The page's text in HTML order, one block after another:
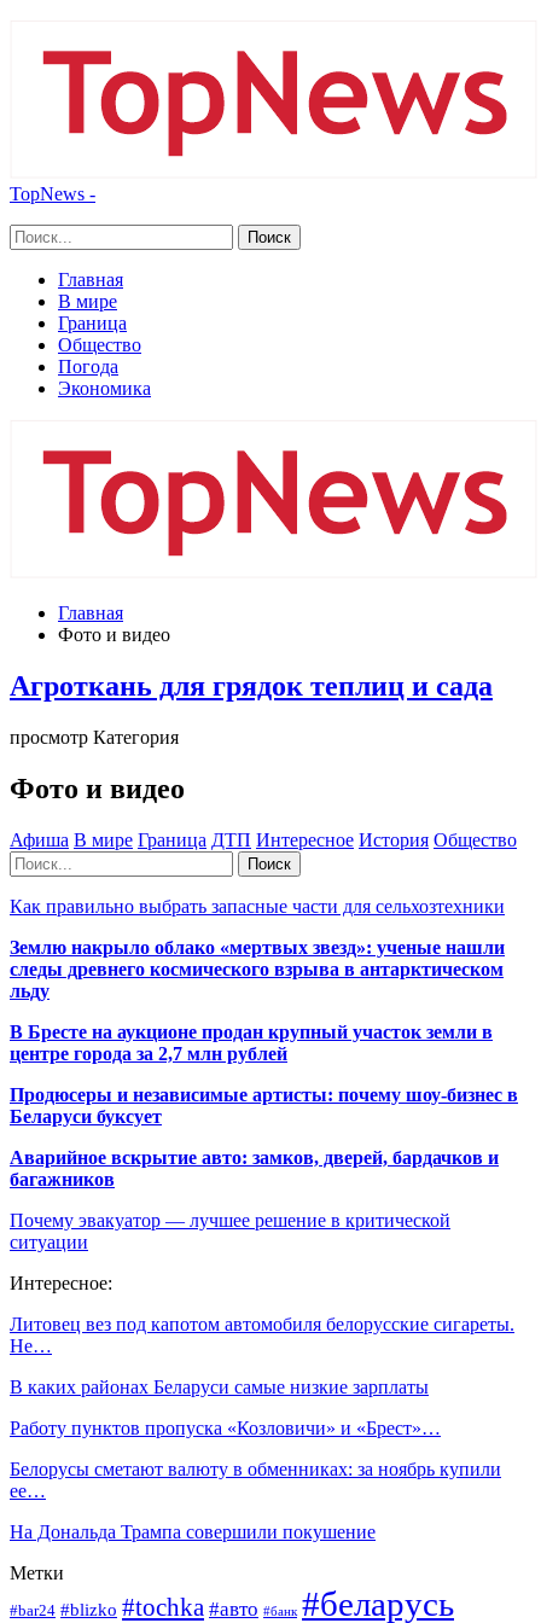
TopNews -
Главная
В мире
Граница
Общество
Погода
Экономика
Главная
Фото и видео
Агроткань для грядок теплиц и сада
просмотр Категория
Фото и видео
Афиша В мире Граница ДТП Интересное История Общество
Как правильно выбрать запасные части для сельхозтехники
Землю накрыло облако «мертвых звезд»: ученые нашли
следы древнего космического взрыва в антарктическом
льду
В Бресте на аукционе продан крупный участок земли в
центре города за 2,7 млн рублей
Продюсеры и независимые артисты: почему шоу-бизнес в
Беларуси буксует
Аварийное вскрытие авто: замков, дверей, бардачков и
багажников
Почему эвакуатор — лучшее решение в критической
ситуации
Интересное:
Литовец вез под капотом автомобиля белорусские сигареты.
Не…
В каких районах Беларуси самые низкие зарплаты
Работу пунктов пропуска «Козловичи» и «Брест»…
Белорусы сметают валюту в обменниках: за ноябрь купили
ее…
На Дональда Трампа совершили покушение
Метки
#bar24 #blizko #tochka #авто #банк #беларусь